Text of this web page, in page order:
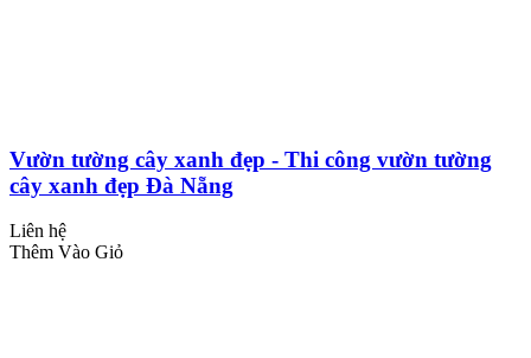
Vườn tường cây xanh đẹp - Thi công vườn tường
cây xanh đẹp Đà Nẵng
Liên hệ
Thêm Vào Giỏ